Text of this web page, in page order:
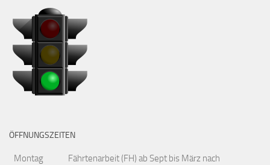
ÖFFNUNGSZEITEN
Montag
Fährtenarbeit (FH) ab Sept bis März nach